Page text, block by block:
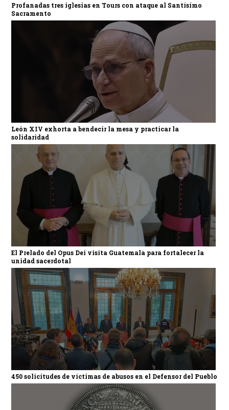
Profanadas tres iglesias en Tours con ataque al Santísimo
Sacramento
León XIV exhorta a bendecir la mesa y practicar la
solidaridad
El Prelado del Opus Dei visita Guatemala para fortalecer la
unidad sacerdotal
450 solicitudes de víctimas de abusos en el Defensor del Pueblo